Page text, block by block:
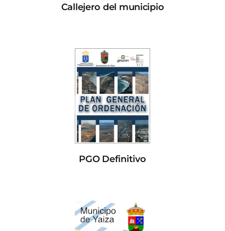
Callejero del municipio
PGO Definitivo